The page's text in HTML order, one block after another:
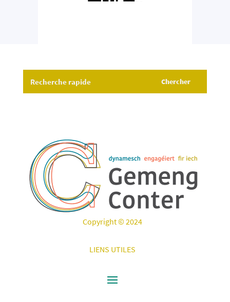
Copyright © 2024
LIENS UTILES